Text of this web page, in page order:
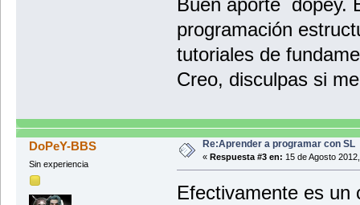
Buen aporte dopey.
programación
tutoriales de
Creo, disculpas si
DoPeY-BBS
Sin experiencia
Re:Aprender a programar con SL
« Respuesta #3 en: 15 de Agosto
Efectivamente es un